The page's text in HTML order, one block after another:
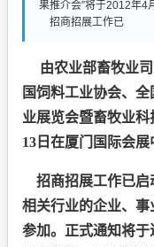
果推介会”将于2012年4
招商招展工作已
由农业部畜牧业司
国饲料工业协会、
业展览会暨畜牧业
13 日在厦门国际会展
招商招展工作已
相关行业的企业、
参加。正式通知将于